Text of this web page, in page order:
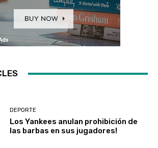
DEPORTE
Los Yankees anulan prohibición de
las barbas en sus jugadores!